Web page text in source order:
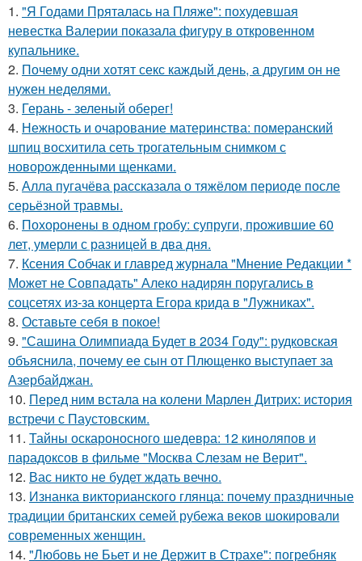
1. "Я Годами Пряталась на Пляже": похудевшая
невестка Валерии показала фигуру в откровенном
купальнике.
2. Почему одни хотят секс каждый день, а другим он не
нужен неделями.
3. Герань - зеленый оберег!
4. Нежность и очарование материнства: померанский
шпиц восхитила сеть трогательным снимком с
новорожденными щенками.
5. Алла пугачёва рассказала о тяжёлом периоде после
серьёзной травмы.
6. Похоронены в одном гробу: супруги, прожившие 60
лет, умерли с разницей в два дня.
7. Ксения Собчак и главред журнала "Мнение Редакции *
Может не Совпадать" Алеко надирян поругались в
соцсетях из-за концерта Егора крида в "Лужниках".
8. Оставьте себя в покое!
9. "Сашина Олимпиада Будет в 2034 Году": рудковская
объяснила, почему ее сын от Плющенко выступает за
Азербайджан.
10. Перед ним встала на колени Марлен Дитрих: история
встречи с Паустовским.
11. Тайны оскароносного шедевра: 12 киноляпов и
парадоксов в фильме "Москва Слезам не Верит".
12. Вас никто не будет ждать вечно.
13. Изнанка викторианского глянца: почему праздничные
традиции британских семей рубежа веков шокировали
современных женщин.
14. "Любовь не Бьет и не Держит в Страхе": погребняк